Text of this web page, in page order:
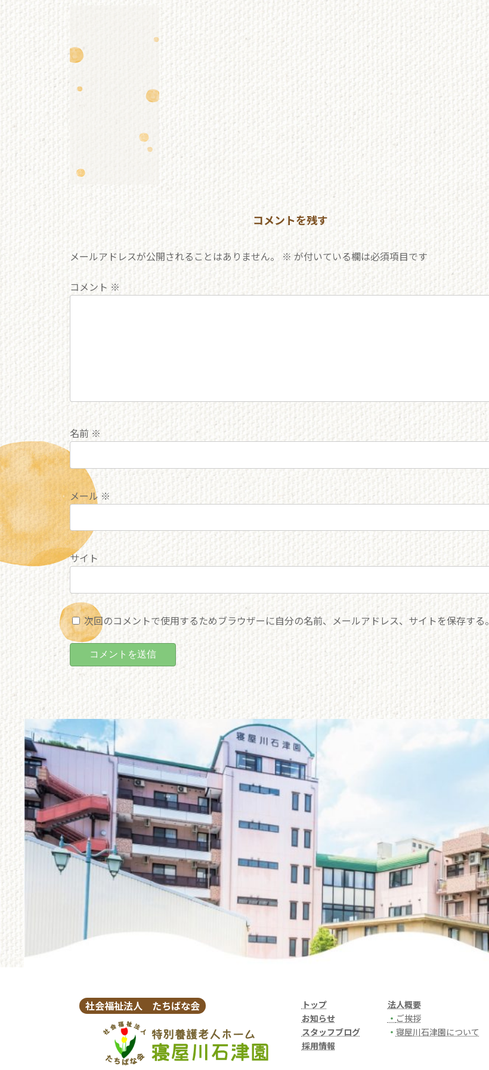
時
コメントを残す
メールアドレスが公開されることはありません。 ※ が付いている欄は必須項目です
コメント ※
名前 ※
メール ※
サイト
次回のコメントで使用するためブラウザーに自分の名前、メールアドレス、サイトを保存する。
社会福祉法人 たちばな会
トップ
お知らせ
スタッフブログ
採用情報
法人概要
・ ご挨拶
・ 寝屋川石津園について